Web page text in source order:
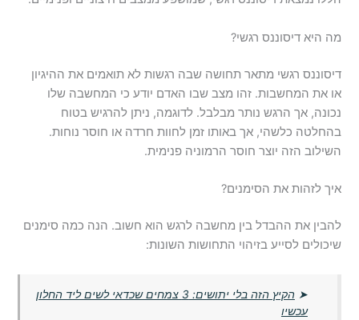
מה היא דיסוננס רגשי?
דיסוננס רגשי מתאר תחושה שבה רגשות לא תואמים את ההיגיון
או את המחשבות. זהו מצב שבו האדם יודע כי המחשבה שלו
נכונה, אך הרגש נותר מבלבל. לדוגמה, ניתן להרגיש בטוח
בהחלטה כלשהי, אך באותו זמן לחוות חרדה או חוסר נוחות.
השילוב הזה יוצר חוסר הרמוניה פנימית.
איך לזהות את הסימנים?
להבין את ההבדל בין מחשבה לרגש הוא חשוב. הנה כמה סימנים
שיכולים לסייע בזיהוי התחושות השונות:
➤
הקיץ הזה בלי יתושים: 3 צמחים שכדאי לשים ליד החלון
עכשיו